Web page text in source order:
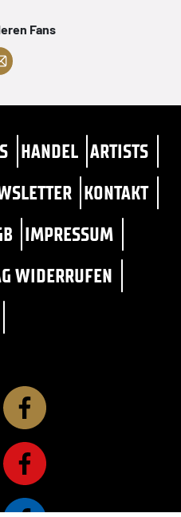
Fans
HANDEL ARTISTS
KONTAKT
IMPRESSUM
WIDERRUFEN